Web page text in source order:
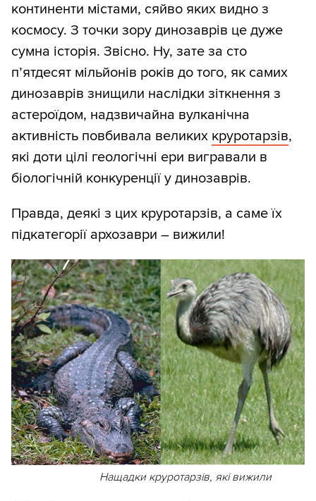
континенти містами, сяйво яких видно з
космосу. З точки зору динозаврів це дуже
сумна історія. Звісно. Ну, зате за сто
п’ятдесят мільйонів років до того, як самих
динозаврів знищили наслідки зіткнення з
астероїдом, надзвичайна вулканічна
активність повбивала великих круротарзів,
які доти цілі геологічні ери вигравали в
біологічній конкуренції у динозаврів.
Правда, деякі з цих круротарзів, а саме їх
підкатегорії архозаври – вижили!
Нащадки круротарзів, які вижили